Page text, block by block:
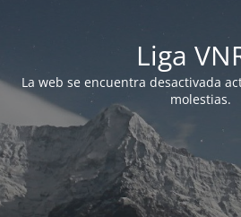
Liga
La web se encuentra desactivada
molestias.